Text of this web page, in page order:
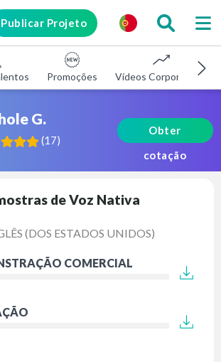
Publicar Projeto
Promoções Vídeos Corporativos
G.
(17)
Obter
cotação
de Voz Nativa
(DOS ESTADOS UNIDOS)
COMERCIAL